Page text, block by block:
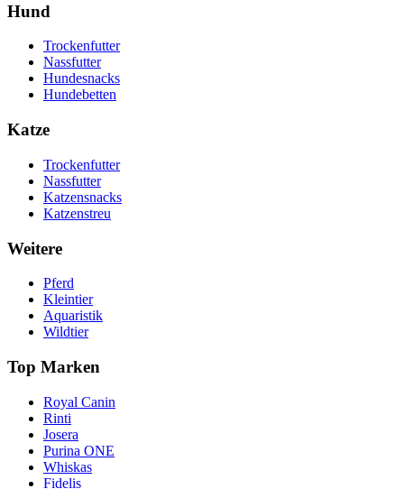
Hund
Trockenfutter
Nassfutter
Hundesnacks
Hundebetten
Katze
Trockenfutter
Nassfutter
Katzensnacks
Katzenstreu
Weitere
Pferd
Kleintier
Aquaristik
Wildtier
Top Marken
Royal Canin
Rinti
Josera
Purina ONE
Whiskas
Fidelis